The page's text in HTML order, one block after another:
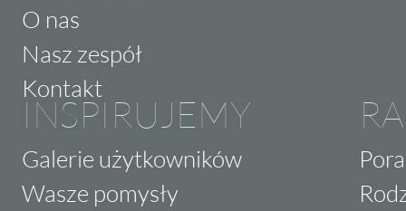
O nas
Nasz zespół
Kontakt
INSPIRUJEMY
Galerie użytkowników
Wasze pomysły